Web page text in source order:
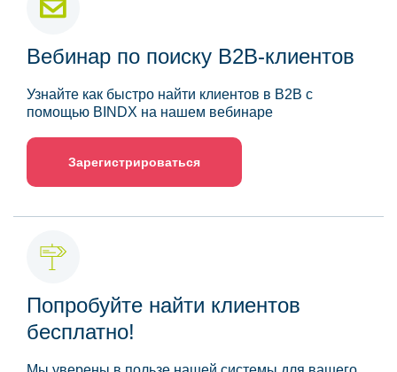
Вебинар по поиску B2B-клиентов
Узнайте как быстро найти клиентов в B2B с
помощью BINDX на нашем вебинаре
Зарегистрироваться
Попробуйте найти клиентов
бесплатно!